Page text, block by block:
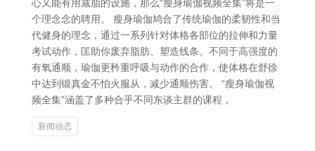
心又能有用减脂的设施，那么“瘦身瑜伽视频全集”将是一
个理念念的聘用。 瘦身瑜伽鸠合了传统瑜伽的柔韧性和当
代健身的理念，通过一系列针对体格各部位的拉伸和力量
考试动作，匡助你废弃脂肪、塑造线条。不同于高强度的
有氧通顺，瑜伽更矜重呼吸与动作的合作，使体格在舒徐
中达到锻真金不怕火服从，减少通顺伤害。 “瘦身瑜伽视
频全集”涵盖了多种合乎不同东谈主群的课程，
新闻动态